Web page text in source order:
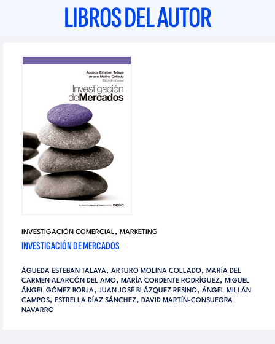
LIBROS DEL AUTOR
INVESTIGACIÓN COMERCIAL, MARKETING
INVESTIGACIÓN DE MERCADOS
ÁGUEDA ESTEBAN TALAYA, ARTURO MOLINA COLLADO, MARÍA DEL
CARMEN ALARCÓN DEL AMO, MARÍA CORDENTE RODRÍGUEZ, MIGUEL
ÁNGEL GÓMEZ BORJA, JUAN JOSÉ BLÁZQUEZ RESINO, ÁNGEL MILLÁN
CAMPOS, ESTRELLA DÍAZ SÁNCHEZ, DAVID MARTÍN-CONSUEGRA
NAVARRO